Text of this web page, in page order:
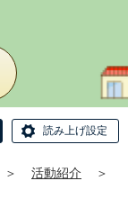
読み上げ設定
＞ 活動紹介
＞